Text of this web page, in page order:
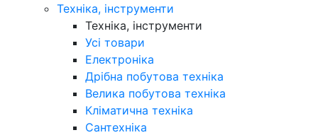
Техніка, інструменти
Техніка, інструменти
Усі товари
Електроніка
Дрібна побутова техніка
Велика побутова техніка
Кліматична техніка
Сантехніка